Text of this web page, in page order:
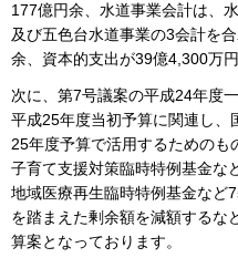
177億円余、水道事業会計は、
及び五色台水道事業の3会計を
余、資本的支出が39億4,300万
次に、第7号議案の平成24年度
平成25年度当初予算に関連し、
25年度予算で活用するためのも
子育て支援対策臨時特例基金な
地域医療再生臨時特例基金など
を踏まえた剰余額を減額するな
算案となっております。